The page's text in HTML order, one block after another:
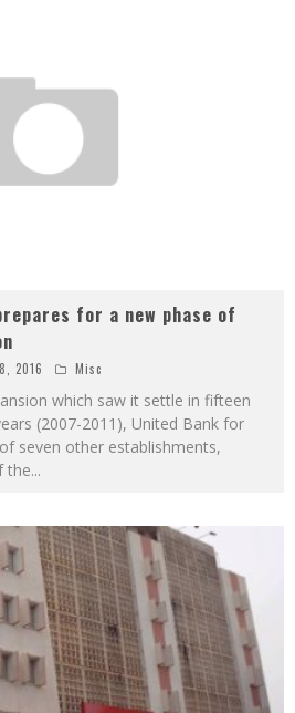
for a new phase of
2016 Misc
which saw it settle in fifteen
(2007-2011), United Bank for
seven other establishments,
the...